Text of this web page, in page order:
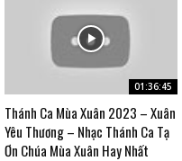
01:36:45
Thánh Ca Mùa Xuân 2023 – Xuân
Yêu Thương – Nhạc Thánh Ca Tạ
Ơn Chúa Mùa Xuân Hay Nhất